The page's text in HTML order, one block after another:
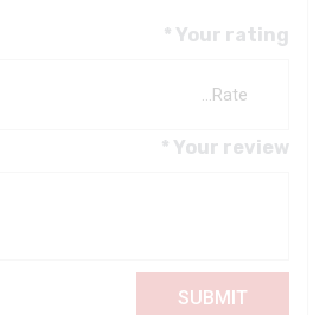
Your rating
*
Your review
*